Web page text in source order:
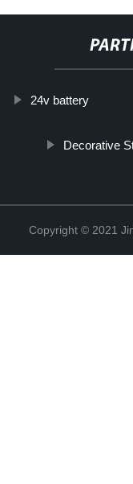
24v battery
Decorative
Copyright © 2021